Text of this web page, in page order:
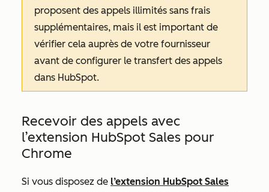
proposent des appels illimités sans frais
supplémentaires, mais il est important de
vérifier cela auprès de votre fournisseur
avant de configurer le transfert des appels
dans HubSpot.
Recevoir des appels avec
l’extension HubSpot Sales pour
Chrome
Si vous disposez de l’extension HubSpot Sales